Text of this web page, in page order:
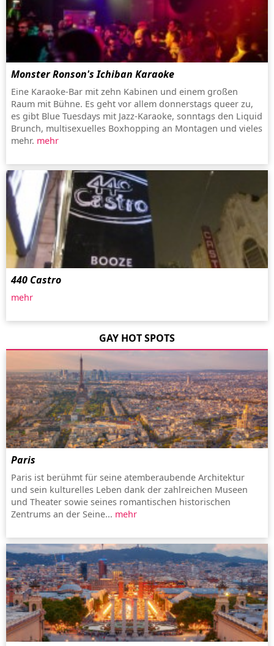
Monster Ronson's Ichiban Karaoke
Eine Karaoke-Bar mit zehn Kabinen und einem großen
Raum mit Bühne. Es geht vor allem donnerstags queer zu,
es gibt Blue Tuesdays mit Jazz-Karaoke, sonntags den Liquid
Brunch, multisexuelles Boxhopping an Montagen und vieles
mehr. mehr
440 Castro
mehr
GAY HOT SPOTS
Paris
Paris ist berühmt für seine atemberaubende Architektur
und sein kulturelles Leben dank der zahlreichen Museen
und Theater sowie seines romantischen historischen
Zentrums an der Seine... mehr